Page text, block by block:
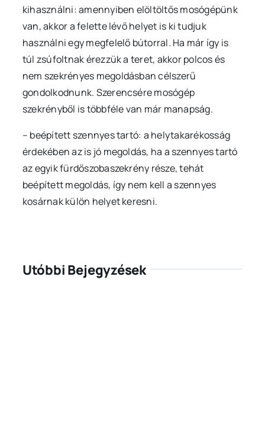
kihasználni: amennyiben elöltöltős mosógépünk
van, akkor a felette lévő helyet is ki tudjuk
használni egy megfelelő bútorral. Ha már így is
túl zsúfoltnak érezzük a teret, akkor polcos és
nem szekrényes megoldásban célszerű
gondolkodnunk. Szerencsére mosógép
szekrényből is többféle van már manapság.
– beépített szennyes tartó: a helytakarékosság
érdekében az is jó megoldás, ha a szennyes tartó
az egyik fürdőszobaszekrény része, tehát
beépített megoldás, így nem kell a szennyes
kosárnak külön helyet keresni.
Utóbbi Bejegyzések